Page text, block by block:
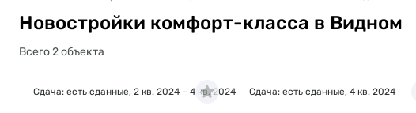
Новостройки комфорт-класса в Видном
Всего 2 объекта
Сдача: есть сданные, 2 кв. 2024 – 4 кв. 2024 Сдача: есть сданные, 4 кв. 2024